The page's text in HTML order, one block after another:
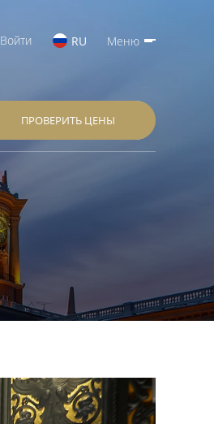
Войти RU Меню
ПРОВЕРИТЬ ЦЕНЫ